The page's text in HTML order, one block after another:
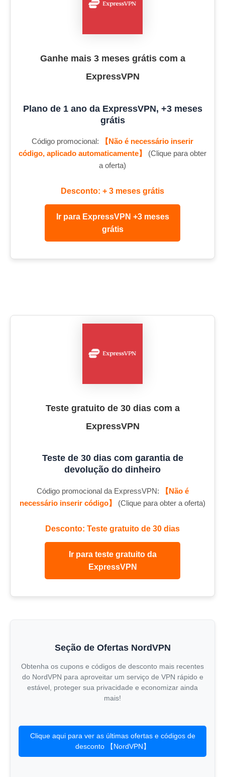
Ganhe mais 3 meses grátis com a
ExpressVPN
Plano de 1 ano da ExpressVPN, +3 meses
grátis
Código promocional:
【Não é necessário inserir
código, aplicado automaticamente】
(Clique para obter
a oferta)
Desconto: + 3 meses grátis
Ir para ExpressVPN +3 meses
grátis
Teste gratuito de 30 dias com a
ExpressVPN
Teste de 30 dias com garantia de
devolução do dinheiro
Código promocional da ExpressVPN:
【Não é
necessário inserir código】
(Clique para obter a oferta)
Desconto: Teste gratuito de 30 dias
Ir para teste gratuito da
ExpressVPN
Seção de Ofertas NordVPN
Obtenha os cupons e códigos de desconto mais recentes
do NordVPN para aproveitar um serviço de VPN rápido e
estável, proteger sua privacidade e economizar ainda
mais!
Clique aqui para ver as últimas ofertas e códigos de
desconto 【NordVPN】